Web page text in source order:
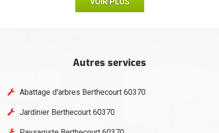
Autres services
Abattage d'arbres Berthecourt 60370
Jardinier Berthecourt 60370